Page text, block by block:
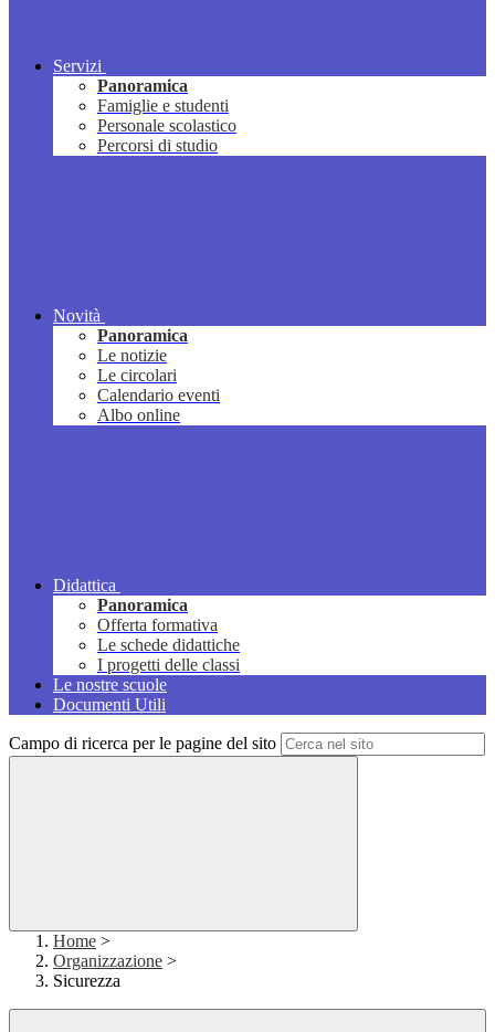
Servizi
Panoramica
Famiglie e studenti
Personale scolastico
Percorsi di studio
Novità
Panoramica
Le notizie
Le circolari
Calendario eventi
Albo online
Didattica
Panoramica
Offerta formativa
Le schede didattiche
I progetti delle classi
Le nostre scuole
Documenti Utili
Campo di ricerca per le pagine del sito
Home >
Organizzazione >
Sicurezza